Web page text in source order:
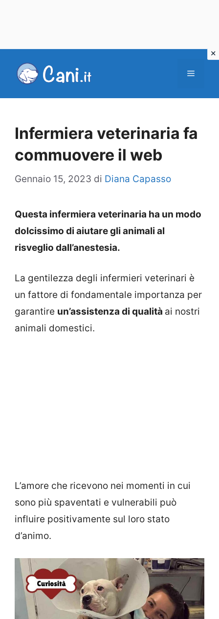
Menu
Infermiera veterinaria fa
commuovere il web
Gennaio 15, 2023 di Diana Capasso
Questa infermiera veterinaria ha un modo
dolcissimo di aiutare gli animali al
risveglio dall’anestesia.
La gentilezza degli infermieri veterinari è
un fattore di fondamentale importanza per
garantire un’assistenza di qualità ai nostri
animali domestici.
L’amore che ricevono nei momenti in cui
sono più spaventati e vulnerabili può
influire positivamente sul loro stato
d’animo.